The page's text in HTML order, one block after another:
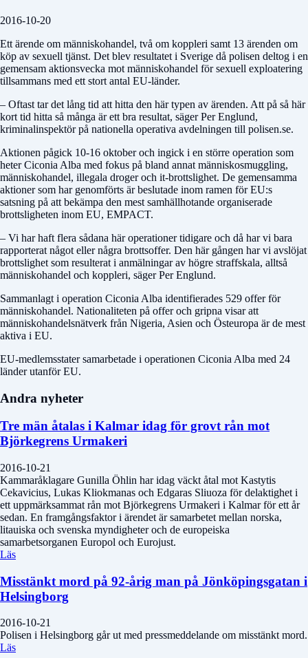
2016-10-20
Ett ärende om människohandel, två om koppleri samt 13 ärenden om
köp av sexuell tjänst. Det blev resultatet i Sverige då polisen deltog i en
gemensam aktionsvecka mot människohandel för sexuell exploatering
tillsammans med ett stort antal EU-länder.
– Oftast tar det lång tid att hitta den här typen av ärenden. Att på så här
kort tid hitta så många är ett bra resultat, säger Per Englund,
kriminalinspektör på nationella operativa avdelningen till polisen.se.
Aktionen pågick 10-16 oktober och ingick i en större operation som
heter Ciconia Alba med fokus på bland annat människosmuggling,
människohandel, illegala droger och it-brottslighet. De gemensamma
aktioner som har genomförts är beslutade inom ramen för EU:s
satsning på att bekämpa den mest samhällhotande organiserade
brottsligheten inom EU, EMPACT.
– Vi har haft flera sådana här operationer tidigare och då har vi bara
rapporterat något eller några brottsoffer. Den här gången har vi avslöjat
brottslighet som resulterat i anmälningar av högre straffskala, alltså
människohandel och koppleri, säger Per Englund.
Sammanlagt i operation Ciconia Alba identifierades 529 offer för
människohandel. Nationaliteten på offer och gripna visar att
människohandelsnätverk från Nigeria, Asien och Östeuropa är de mest
aktiva i EU.
EU-medlemsstater samarbetade i operationen Ciconia Alba med 24
länder utanför EU.
Andra nyheter
Tre män åtalas i Kalmar idag för grovt rån mot
Björkegrens Urmakeri
2016-10-21
Kammaråklagare Gunilla Öhlin har idag väckt åtal mot Kastytis
Cekavicius, Lukas Kliokmanas och Edgaras Sliuoza för delaktighet i
ett uppmärksammat rån mot Björkegrens Urmakeri i Kalmar för ett år
sedan. En framgångsfaktor i ärendet är samarbetet mellan norska,
litauiska och svenska myndigheter och de europeiska
samarbetsorganen Europol och Eurojust.
Läs
Misstänkt mord på 92-årig man på Jönköpingsgatan i
Helsingborg
2016-10-21
Polisen i Helsingborg går ut med pressmeddelande om misstänkt mord.
Läs